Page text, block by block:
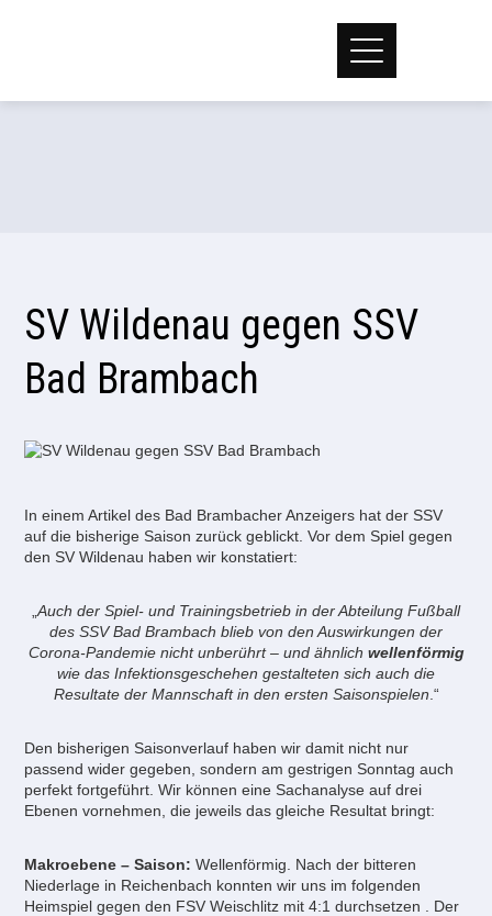
SV Wildenau gegen SSV
Bad Brambach
In einem Artikel des Bad Brambacher Anzeigers hat der SSV
auf die bisherige Saison zurück geblickt. Vor dem Spiel gegen
den SV Wildenau haben wir konstatiert:
Auch der Spiel- und Trainingsbetrieb in der Abteilung Fußball
des SSV Bad Brambach blieb von den Auswirkungen der
Corona-Pandemie nicht unberührt – und ähnlich wellenförmig
wie das Infektionsgeschehen gestalteten sich auch die
Resultate der Mannschaft in den ersten Saisonspielen .“
Den bisherigen Saisonverlauf haben wir damit nicht nur
passend wider gegeben, sondern am gestrigen Sonntag auch
perfekt fortgeführt. Wir können eine Sachanalyse auf drei
Ebenen vornehmen, die jeweils das gleiche Resultat bringt:
Makroebene – Saison: Wellenförmig. Nach der bitteren
Niederlage in Reichenbach konnten wir uns im folgenden
Heimspiel gegen den FSV Weischlitz mit 4:1 durchsetzen . Der